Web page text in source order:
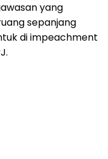
yang
sepanjang
di impeachment